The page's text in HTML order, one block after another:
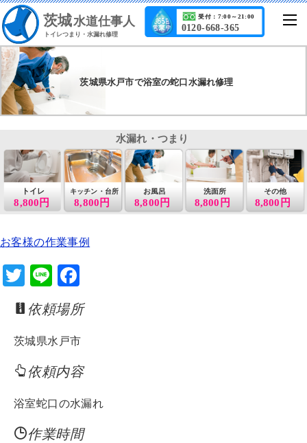
茨城水道仕事人
トイレつまり・水漏れ修理
0120-668-365
受付：7:00～21:00
茨城県水戸市で浴室の蛇口水漏れ修理
8,800円
トイレ
8,800円
キッチン・台所 お風呂
8,800円
洗面所
8,800円
その他
8,800円
水漏れ・つまり
お客様の作業事例
T
wi
tt
er
Li
n
e
a
c
e
b
o
o
k
依頼場所
茨城県水戸市
依頼内容
浴室蛇口の水漏れ
作業時間